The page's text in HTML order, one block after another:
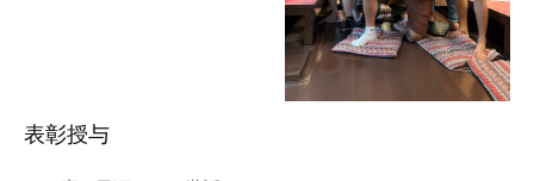
表彰授与